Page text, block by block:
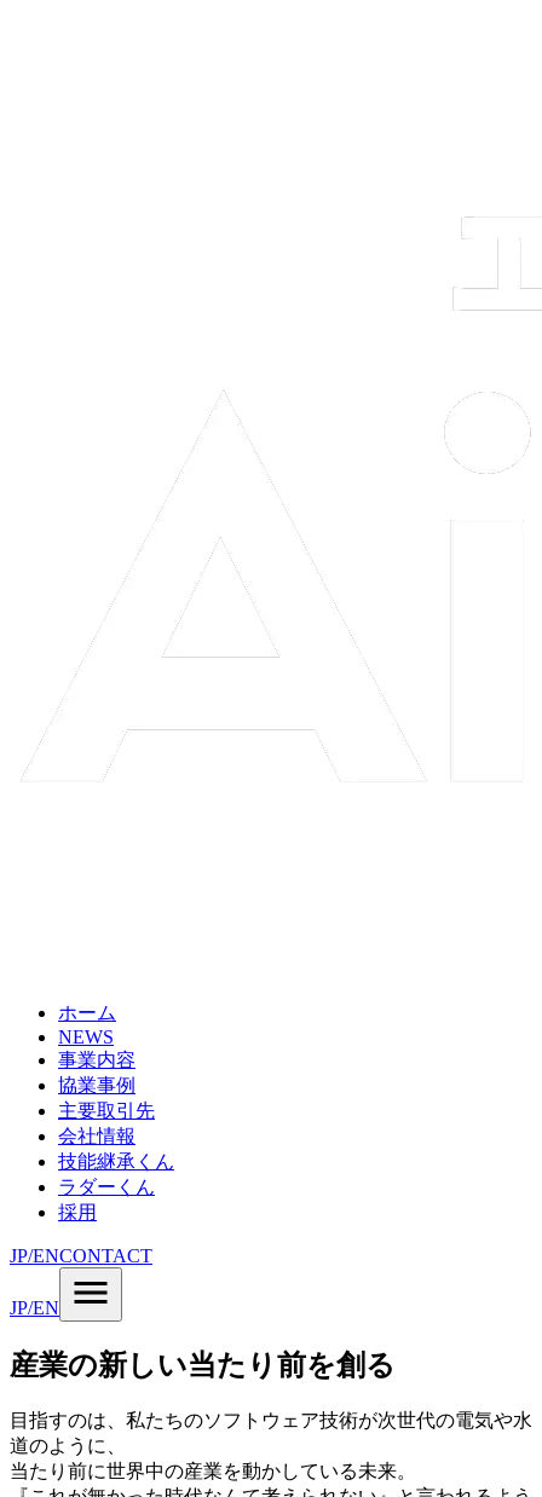
ホーム
NEWS
事業内容
協業事例
主要取引先
会社情報
技能継承くん
ラダーくん
採用
JP/ENCONTACT
JP/EN
産業の新しい当たり前を創る
目指すのは、私たちのソフトウェア技術が次世代の電気や水
道のように、
当たり前に世界中の産業を動かしている未来。